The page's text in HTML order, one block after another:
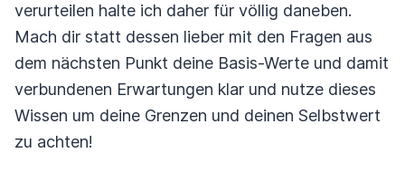
verurteilen halte ich daher für völlig daneben.
Mach dir statt dessen lieber mit den Fragen aus
dem nächsten Punkt deine Basis-Werte und damit
verbundenen Erwartungen klar und nutze dieses
Wissen um deine Grenzen und deinen Selbstwert
zu achten!